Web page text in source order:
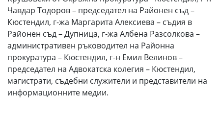
Чавдар Тодоров – председател на Районен съд –
Кюстендил, г-жа Маргарита Алексиева – съдия в
Районен съд – Дупница, г-жа Албена Разсолкова –
административен ръководител на Районна
прокуратура – Кюстендил, г-н Емил Велинов –
председател на Адвокатска колегия – Кюстендил,
магистрати, съдебни служители и представители на
информационните медии.